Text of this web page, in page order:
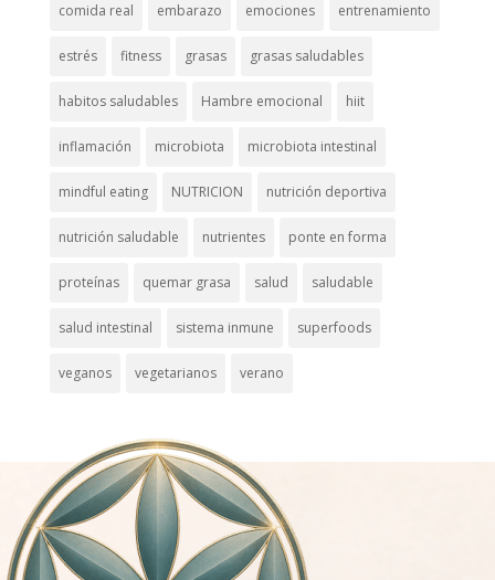
comida real embarazo emociones entrenamiento
estrés fitness grasas grasas saludables
habitos saludables Hambre emocional hiit
inflamación microbiota microbiota intestinal
mindful eating NUTRICION nutrición deportiva
nutrición saludable nutrientes ponte en forma
proteínas quemar grasa salud saludable
salud intestinal sistema inmune superfoods
veganos vegetarianos verano